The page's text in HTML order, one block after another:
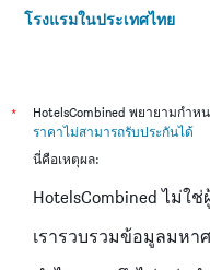
โรงแรมในประเทศไทย
*
HotelsCombined พยายามกำ
ราคาไม่สามารถรับประกันได้
นี่คือเหตุผล:
HotelsCombined ไม่ใช่
เรารวบรวมข้อมูลมหา